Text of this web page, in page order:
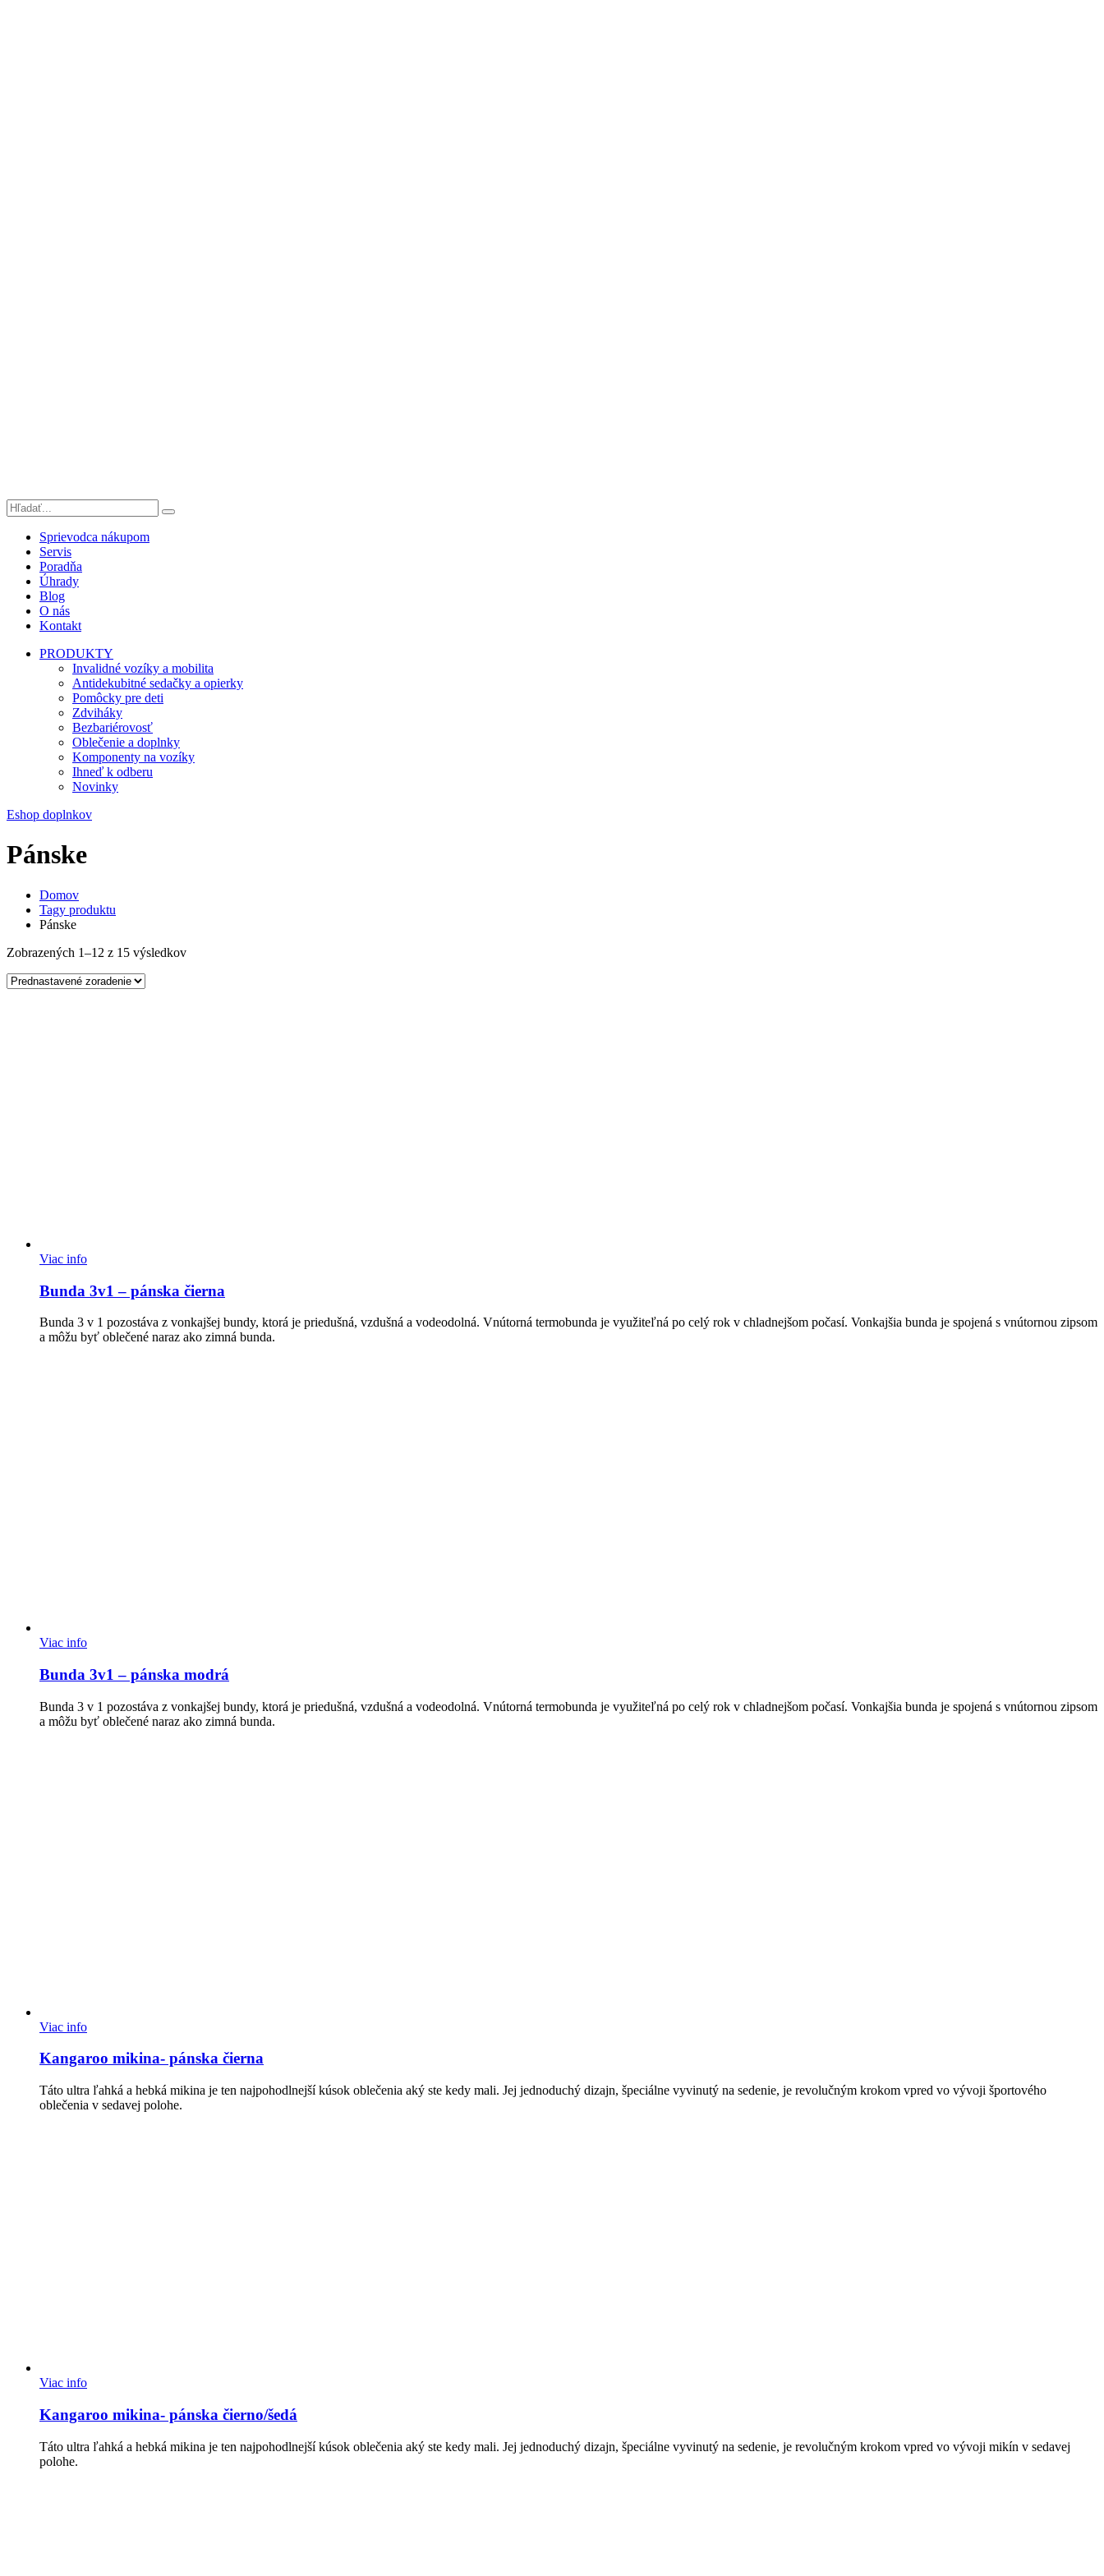
Sprievodca nákupom
Servis
Poradňa
Úhrady
Blog
O nás
Kontakt
PRODUKTY
Invalidné vozíky a mobilita
Antidekubitné sedačky a opierky
Pomôcky pre deti
Zdviháky
Bezbariérovosť
Oblečenie a doplnky
Komponenty na vozíky
Ihneď k odberu
Novinky
Eshop doplnkov
Pánske
Domov
Tagy produktu
Pánske
Zobrazených 1–12 z 15 výsledkov
Viac info
Bunda 3v1 – pánska čierna
Bunda 3 v 1 pozostáva z vonkajšej bundy, ktorá je priedušná, vzdušná a vodeodolná. Vnútorná termobunda je využiteľná po celý rok v chladnejšom počasí. Vonkajšia bunda je spojená s vnútornou zipsom
a môžu byť oblečené naraz ako zimná bunda.
Viac info
Bunda 3v1 – pánska modrá
Bunda 3 v 1 pozostáva z vonkajšej bundy, ktorá je priedušná, vzdušná a vodeodolná. Vnútorná termobunda je využiteľná po celý rok v chladnejšom počasí. Vonkajšia bunda je spojená s vnútornou zipsom
a môžu byť oblečené naraz ako zimná bunda.
Viac info
Kangaroo mikina- pánska čierna
Táto ultra ľahká a hebká mikina je ten najpohodlnejší kúsok oblečenia aký ste kedy mali. Jej jednoduchý dizajn, špeciálne vyvinutý na sedenie, je revolučným krokom vpred vo vývoji športového
oblečenia v sedavej polohe.
Viac info
Kangaroo mikina- pánska čierno/šedá
Táto ultra ľahká a hebká mikina je ten najpohodlnejší kúsok oblečenia aký ste kedy mali. Jej jednoduchý dizajn, špeciálne vyvinutý na sedenie, je revolučným krokom vpred vo vývoji mikín v sedavej
polohe.